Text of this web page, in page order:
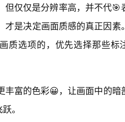
仅仅是分辨率高，并不代🎯
是决定画面质感的真正因素
质选项的，优先选择那些标
富的色彩😀，让画面中的暗
。